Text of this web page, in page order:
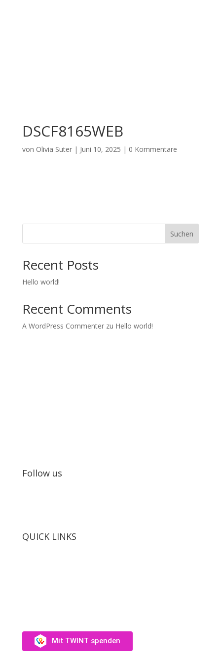
DSCF8165WEB
von Olivia Suter| Juni 10, 2025 | 0 Kommentare
Suchen
Recent Posts
Hello world!
Recent Comments
A WordPress Commenterzu Hello world!
Follow us
QUICK LINKS
Mit TWINT spenden